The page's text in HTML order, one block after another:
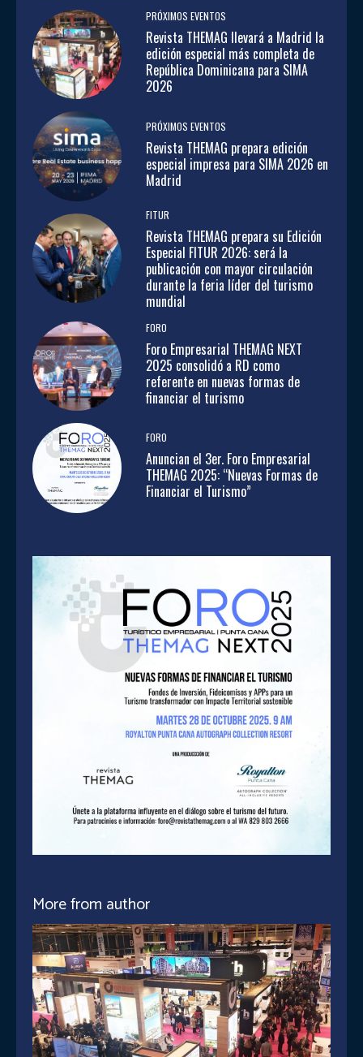
PRÓXIMOS EVENTOS
Revista THEMAG llevará a Madrid la
edición especial más completa de
República Dominicana para SIMA
2026
PRÓXIMOS EVENTOS
Revista THEMAG prepara edición
especial impresa para SIMA 2026 en
Madrid
FITUR
Revista THEMAG prepara su Edición
Especial FITUR 2026: será la
publicación con mayor circulación
durante la feria líder del turismo
mundial
FORO
Foro Empresarial THEMAG NEXT
2025 consolidó a RD como
referente en nuevas formas de
financiar el turismo
FORO
Anuncian el 3er. Foro Empresarial
THEMAG 2025: “Nuevas Formas de
Financiar el Turismo”
More from author